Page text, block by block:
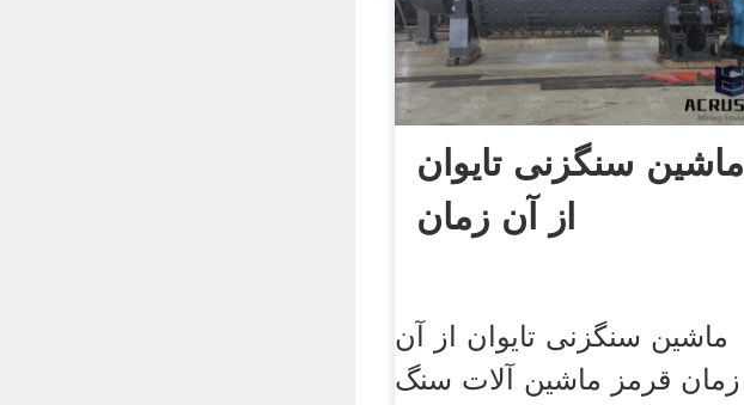
ماشین سنگزنی تایوان
از آن زمان
ماشین سنگزنی تایوان از آن
زمان قرمز ماشین آلات سنگ